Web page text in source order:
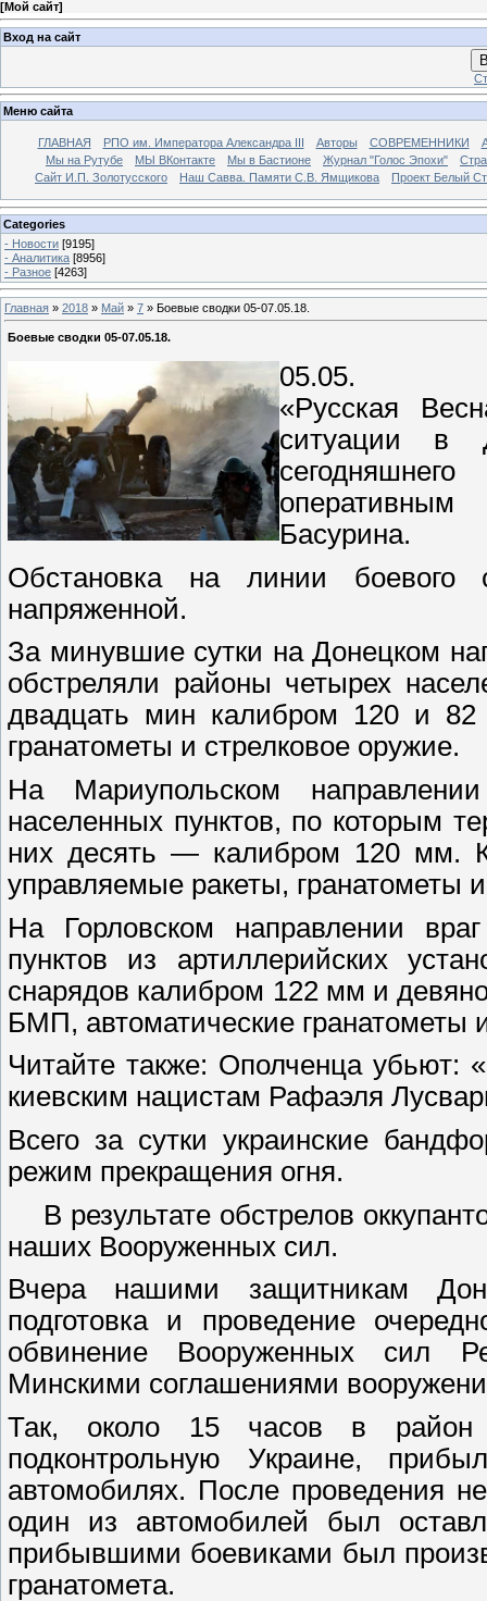
[Мой сайт]
Вход на сайт
Меню сайта
ГЛАВНАЯ РПО им. Императора Александра III Авторы СОВРЕМЕННИКИ
Мы на Рутубе
МЫ ВКонтакте Мы в Бастионе Журнал "Голос Эпохи"
Сайт И.П. Золотусского
Наш Савва. Памяти С.В. Ямщикова Проект Белый
Categories
- Новости [9195]
- Аналитика [8956]
- Разное [4263]
Главная » 2018 » Май » 7 » Боевые сводки 05-07.05.18.
Боевые сводки 05-07.05.18.
05.05.
«Русская
ситуации в
Басурина.
Обстановка на линии боевого
напряженной.
За минувшие сутки на Донецком
обстреляли районы четырех
двадцать мин калибром 120 и
гранатометы и стрелковое оружие.
На Мариупольском
населенных пунктов, по которым
них десять — калибром 120 мм.
управляемые ракеты, гранатометы
На Горловском направлении
пунктов из артиллерийских
снарядов калибром 122 мм и
БМП, автоматические гранатометы
Читайте также: Ополченца убьют:
киевским нацистам Рафаэля
Всего за сутки украинские
режим прекращения огня.
В результате обстрелов
наших Вооруженных сил.
Вчера нашими защитникам
подготовка и проведение
обвинение Вооруженных сил
Минскими соглашениями
Так, около 15 часов в район
подконтрольную Украине,
автомобилях. После проведения
один из автомобилей был
прибывшими боевиками был
гранатомета.